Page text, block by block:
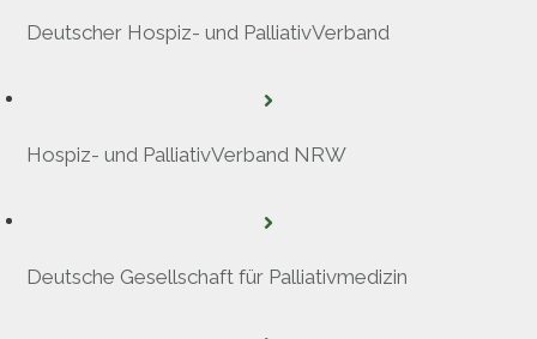
Deutscher Hospiz- und PalliativVerband
Hospiz- und PalliativVerband NRW
Deutsche Gesellschaft für Palliativmedizin